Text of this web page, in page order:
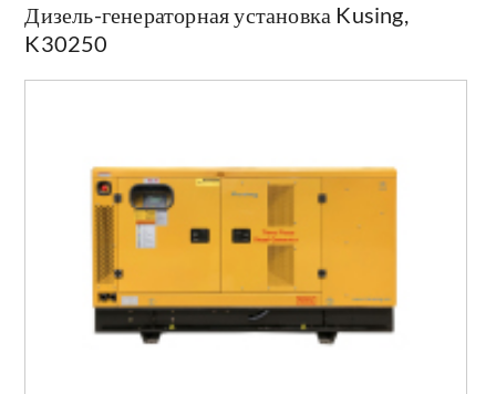
Дизель-генераторная установка Kusing,
K30250